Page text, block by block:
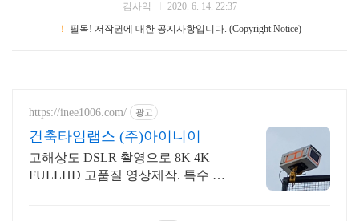
김사익
2020. 6. 14. 22:37
！
필독! 저작권에 대한 공지사항입니다. (Copyright Notice)
https://inee1006.com/ 광고
건축타임랩스 (주)아이니이
고해상도 DSLR 촬영으로 8K 4K
FULLHD 고품질 영상제작. 특수 하